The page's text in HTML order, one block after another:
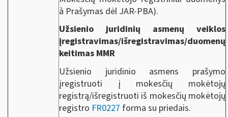
à Prašymas dėl JAR-PBA).
Užsienio juridinių asmenų veiklos
įregistravimas/išregistravimas/duomenų
keitimas MMR
Užsienio juridinio asmens prašymo
įregistruoti į mokesčių mokėtojų
registrą/išregistruoti iš mokesčių mokėtojų
registro FR0227 forma su priedais.